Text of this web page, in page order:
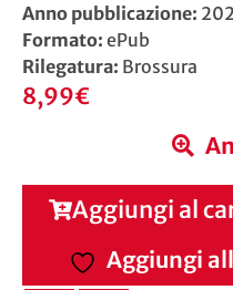
Anno pubblicazione:
Formato: ePub
Rilegatura: Brossura
8,99€
Aggiungi al
Aggiungi